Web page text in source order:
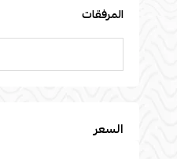
المرفقات
السعر